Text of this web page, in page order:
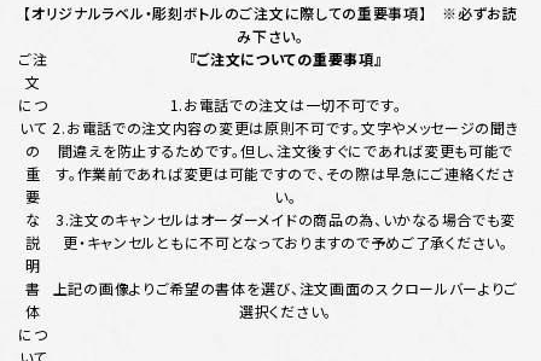
【オリジナルラベル・彫刻ボトルのご注文に際しての重要事項】 ※必ずお読
み下さい。
ご注
文
につ
いて
の
重
要
な
説
明
『ご注文についての重要事項』
1.お電話での注文は一切不可です。
2.お電話での注文内容の変更は原則不可です。文字やメッセージの聞き
間違えを防止するためです。但し、注文後すぐにであれば変更も可能で
す。作業前であれば変更は可能ですので、その際は早急にご連絡くださ
い。
3.注文のキャンセルはオーダーメイドの商品の為、いかなる場合でも変
更・キャンセルともに不可となっておりますので予めご了承ください。
書
体
につ
いて
上記の画像よりご希望の書体を選び、注文画面のスクロールバーよりご
選択ください。